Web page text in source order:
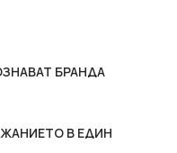
БРАНДА
В ЕДИН